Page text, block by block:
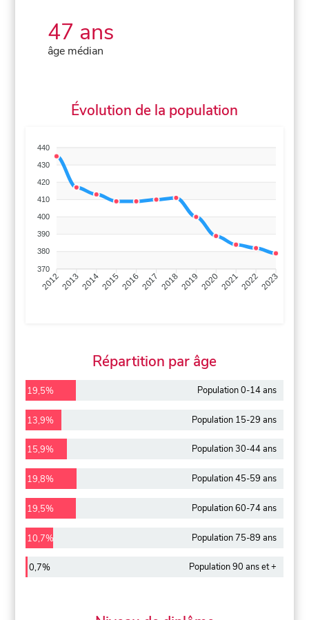
47 ans
âge médian
Évolution de la population
440
430
420
410
400
390
380
370
201220132014201520162017 20182019 2020202120222023
Répartition par âge
19,5% Population 0-14 ans
13,9% Population 15-29 ans
15,9% Population 30-44 ans
19,8% Population 45-59 ans
19,5% Population 60-74 ans
10,7% Population 75-89 ans
0,7% Population 90 ans et +